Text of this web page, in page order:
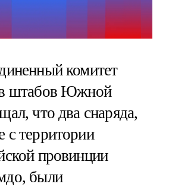
комитет
штабов Южной
что два снаряда,
с территории
провинции
были